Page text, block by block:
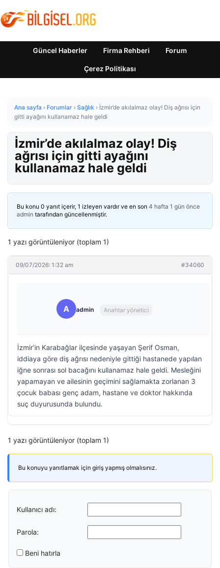
Güncel Haberler Firma Rehberi Forum
Çerez Politikası
Ana sayfa › Forumlar › Sağlık › İzmir’de akılalmaz olay! Diş ağrısı için
gitti ayağını kullanamaz hale geldi
İzmir’de akılalmaz olay! Diş
ağrısı için gitti ayağını
kullanamaz hale geldi
Bu konu 0 yanıt içerir, 1 izleyen vardır ve en son 4 hafta 1 gün önce
admin tarafından güncellenmiştir.
1 yazı görüntüleniyor (toplam 1)
09/07/2026: 1:32 am #34060
A admin Anahtar yönetici
İzmir’in Karabağlar ilçesinde yaşayan Şerif Osman,
iddiaya göre diş ağrısı nedeniyle gittiği hastanede yapılan
iğne sonrası sol bacağını kullanamaz hale geldi. Mesleğini
yapamayan ve ailesinin geçimini sağlamakta zorlanan 3
çocuk babası genç adam, hastane ve doktor hakkında
suç duyurusunda bulundu.
1 yazı görüntüleniyor (toplam 1)
Bu konuyu yanıtlamak için giriş yapmış olmalısınız.
Kullanıcı adı:
Parola:
Beni hatırla